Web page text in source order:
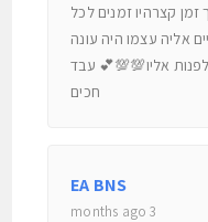
זמן קצרהיו זמנים לכל
אליה עצמו היה עונה
אליו💯💯💕 עבד
חכים
EA BNS
3 months ago